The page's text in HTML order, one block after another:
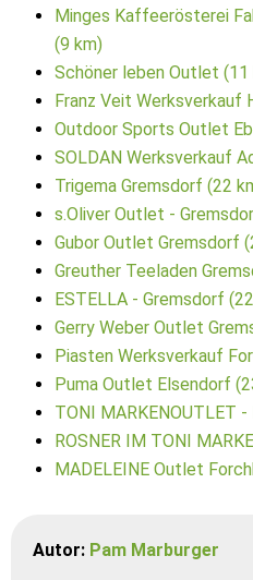
Minges Kaffeerösterei
(9 km)
Schöner leben Outlet (11
Franz Veit Werksverkauf
Outdoor Sports Outlet
SOLDAN Werksverkauf
Trigema Gremsdorf (22
s.Oliver Outlet -
Gubor Outlet Gremsdorf
Greuther Teeladen
ESTELLA - Gremsdorf
Gerry Weber Outlet
Piasten Werksverkauf
Puma Outlet Elsendorf
TONI MARKENOUTLET
ROSNER IM TONI
MADELEINE Outlet
Autor: Pam Marburger